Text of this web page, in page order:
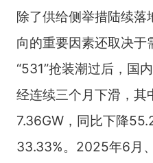
除了供给侧举措陆续落
向的重要因素还取决
“531”抢装潮过后，国
经连续三个月下滑，其
7.36GW，同比下降
33.33%。2025年6月